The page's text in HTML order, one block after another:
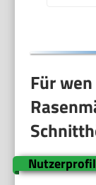
Für